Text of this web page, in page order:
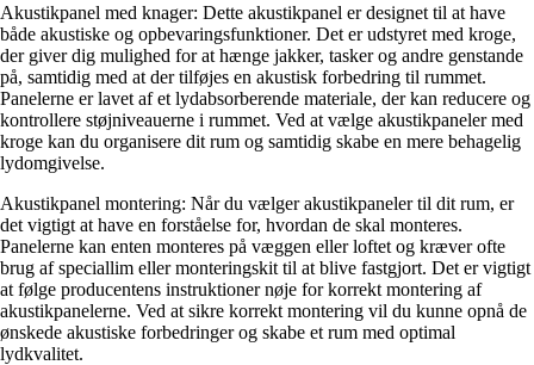
Akustikpanel med knager: Dette akustikpanel er designet til at have
både akustiske og opbevaringsfunktioner. Det er udstyret med kroge,
der giver dig mulighed for at hænge jakker, tasker og andre genstande
på, samtidig med at der tilføjes en akustisk forbedring til rummet.
Panelerne er lavet af et lydabsorberende materiale, der kan reducere og
kontrollere støjniveauerne i rummet. Ved at vælge akustikpaneler med
kroge kan du organisere dit rum og samtidig skabe en mere behagelig
lydomgivelse.
Akustikpanel montering: Når du vælger akustikpaneler til dit rum, er
det vigtigt at have en forståelse for, hvordan de skal monteres.
Panelerne kan enten monteres på væggen eller loftet og kræver ofte
brug af speciallim eller monteringskit til at blive fastgjort. Det er vigtigt
at følge producentens instruktioner nøje for korrekt montering af
akustikpanelerne. Ved at sikre korrekt montering vil du kunne opnå de
ønskede akustiske forbedringer og skabe et rum med optimal
lydkvalitet.